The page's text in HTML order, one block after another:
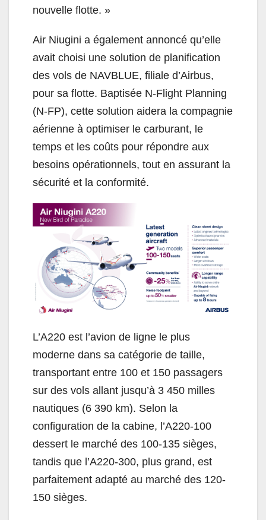
nouvelle flotte. »
Air Niugini a également annoncé qu’elle
avait choisi une solution de planification
des vols de NAVBLUE, filiale d’Airbus,
pour sa flotte. Baptisée N-Flight Planning
(N-FP), cette solution aidera la compagnie
aérienne à optimiser le carburant, le
temps et les coûts pour répondre aux
besoins opérationnels, tout en assurant la
sécurité et la conformité.
L’A220 est l’avion de ligne le plus
moderne dans sa catégorie de taille,
transportant entre 100 et 150 passagers
sur des vols allant jusqu’à 3 450 milles
nautiques (6 390 km). Selon la
configuration de la cabine, l’A220-100
dessert le marché des 100-135 sièges,
tandis que l’A220-300, plus grand, est
parfaitement adapté au marché des 120-
150 sièges.